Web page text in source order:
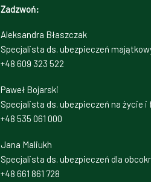
Zadzwoń:
Aleksandra Błaszczak
Specjalista ds. ubezpieczeń
+48 609 323 522
Paweł Bojarski
Specjalista ds. ubezpieczeń na życie i
+48 535 061 000
Jana Maliukh
Specjalista ds. ubezpieczeń dla
+48 661 861 728